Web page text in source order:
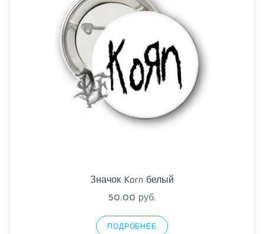
Значок Korn белый
50.00 руб.
ПОДРОБНЕЕ